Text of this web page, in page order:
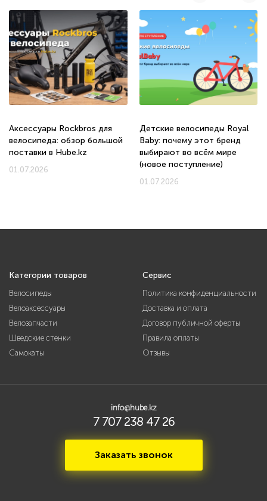
Аксессуары Rockbros для
велосипеда: обзор большой
поставки в Hube.kz
01.07.2026
Детские велосипеды Royal
Baby: почему этот бренд
выбирают во всём мире
(новое поступление)
01.07.2026
Категории товаров
Велосипеды
Велоаксессуары
Велозапчасти
Шведские стенки
Самокаты
Сервис
Политика конфиденциальности
Доставка и оплата
Договор публичной оферты
Правила оплаты
Отзывы
info@hube.kz
7 707 238 47 26
Заказать звонок